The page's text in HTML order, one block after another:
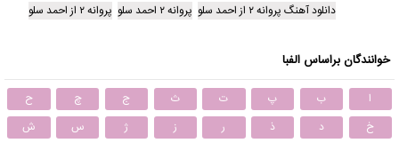
دانلود آهنگ پروانه ۲ از احمد سلو
پروانه ۲ احمد سلو پروانه ۲ از احمد سلو
خوانندگان براساس الفبا
ا ب پ ت ث ج چ
ح
خ
د ذ ر ز ژ س
ش